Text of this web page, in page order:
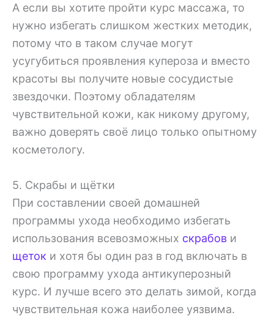
А если вы хотите пройти курс массажа, то
нужно избегать слишком жестких методик,
потому что в таком случае могут
усугубиться проявления купероза и вместо
красоты вы получите новые сосудистые
звездочки. Поэтому обладателям
чувствительной кожи, как никому другому,
важно доверять своё лицо только опытному
косметологу.
5. Скрабы и щётки
При составлении своей домашней
программы ухода необходимо избегать
использования всевозможных скрабов и
щеток и хотя бы один раз в год включать в
свою программу ухода антикуперозный
курс. И лучше всего это делать зимой, когда
чувствительная кожа наиболее уязвима.